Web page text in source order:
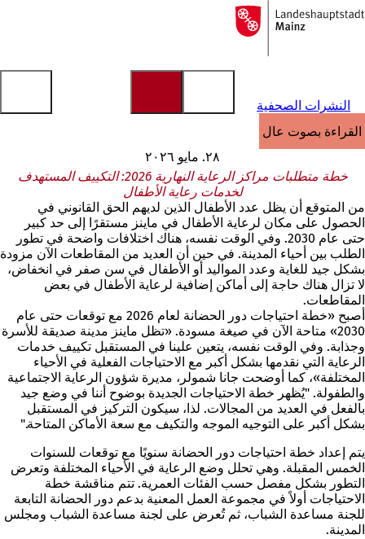
الانتقال إلى المحتوى
إلى
الصفحة
النشرات الصحفية
القراءة بصوت عالٍ
٢٨. مايو ٢٠٢٦
خطة متطلبات مراكز الرعاية النهارية 2026: التكييف المستهدف
لخدمات رعاية الأطفال
من المتوقع أن يظل عدد الأطفال الذين لديهم الحق القانوني في
الحصول على مكان لرعاية الأطفال في ماينز مستقرًا إلى حد كبير
حتى عام 2030. وفي الوقت نفسه، هناك اختلافات واضحة في تطور
الطلب بين أحياء المدينة. في حين أن العديد من المقاطعات الآن مزودة
بشكل جيد للغاية وعدد المواليد أو الأطفال في سن صفر في انخفاض،
لا تزال هناك حاجة إلى أماكن إضافية لرعاية الأطفال في بعض
المقاطعات.
أصبح «خطة احتياجات دور الحضانة لعام 2026 مع توقعات حتى عام
2030» متاحة الآن في صيغة مسودة. «تظل ماينز مدينة صديقة للأسرة
وجذابة. وفي الوقت نفسه، يتعين علينا في المستقبل تكييف خدمات
الرعاية التي نقدمها بشكل أكبر مع الاحتياجات الفعلية في الأحياء
المختلفة»، كما أوضحت جانا شمولر، مديرة شؤون الرعاية الاجتماعية
والطفولة. "يُظهر خطة الاحتياجات الجديدة بوضوح أننا في وضع جيد
بالفعل في العديد من المجالات. لذا، سيكون التركيز في المستقبل
بشكل أكبر على التوجيه الموجه والتكيف مع سعة الأماكن المتاحة."
يتم إعداد خطة احتياجات دور الحضانة سنويًا مع توقعات للسنوات
الخمس المقبلة. وهي تحلل وضع الرعاية في الأحياء المختلفة وتعرض
التطور بشكل مفصل حسب الفئات العمرية. تتم مناقشة خطة
الاحتياجات أولاً في مجموعة العمل المعنية بدعم دور الحضانة التابعة
للجنة مساعدة الشباب، ثم تُعرض على لجنة مساعدة الشباب ومجلس
المدينة.